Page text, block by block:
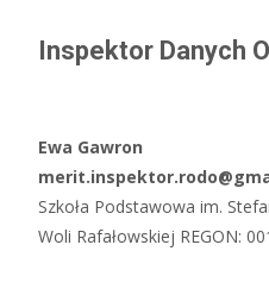
Inspektor Danych
Ewa Gawron
Szkoła Podstawowa im.
Woli Rafałowskiej REGON: